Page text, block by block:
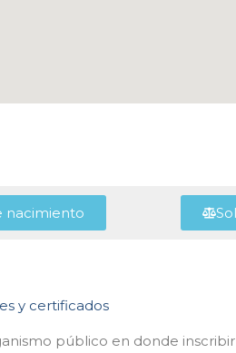
nacimiento
y certificados
público en donde